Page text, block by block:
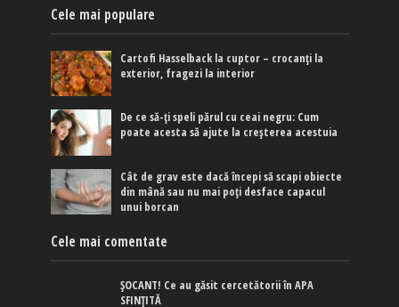
Cele mai populare
Cartofi Hasselback la cuptor – crocanți la
exterior, fragezi la interior
De ce să-ți speli părul cu ceai negru: Cum
poate acesta să ajute la creșterea acestuia
Cât de grav este dacă începi să scapi obiecte
din mână sau nu mai poți desface capacul
unui borcan
Cele mai comentate
ȘOCANT! Ce au găsit cercetătorii în APA
SFINȚITĂ